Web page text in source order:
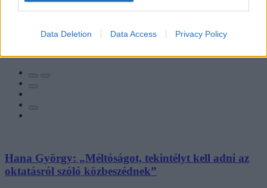
Data Deletion Data Access Privacy Policy
Hana György: „Méltóságot, tekintélyt kell adni az
oktatásról szóló közbeszédnek”